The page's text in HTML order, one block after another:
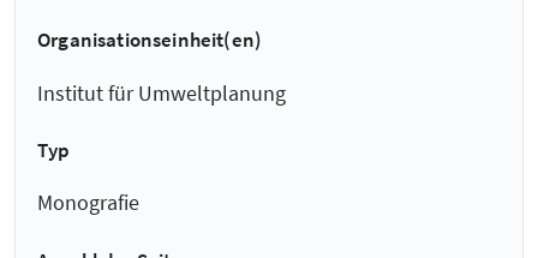
Organisationseinheit(en)
Institut für Umweltplanung
Typ
Monografie